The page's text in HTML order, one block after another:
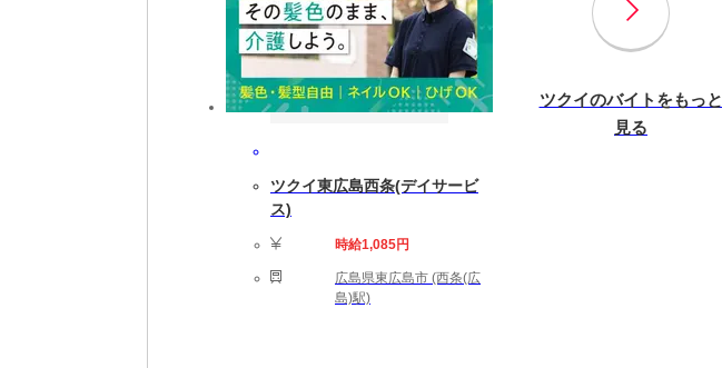
ツクイ東広島西条(デイサービ
ス)
時給1,085円
広島県東広島市 (西条(広
島)駅)
ツクイのバイトをもっと
見る